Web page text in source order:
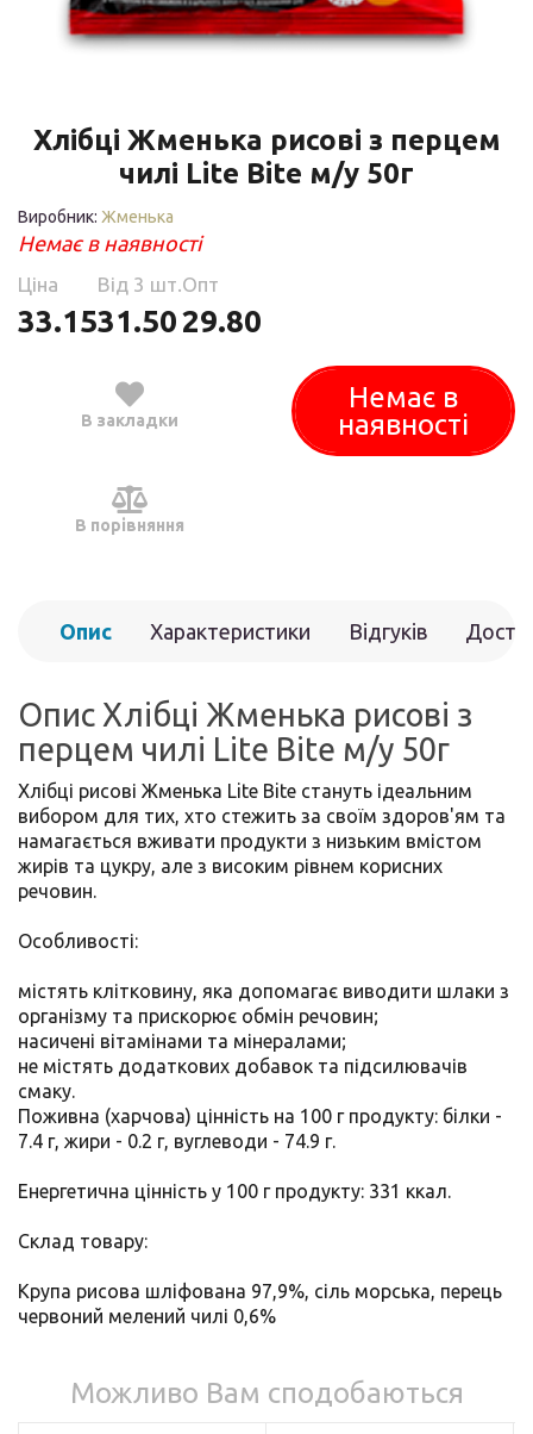
Хлібці Жменька рисові з перцем
чилі Lite Bite м/у 50г
Виробник: Жменька
Немає в наявності
Ціна
33.15
Від 3 шт.
31.50
Опт
29.80
В закладки
В порівняння
Немає в
наявності
Опис Характеристики Відгуків
Опис Хлібці Жменька рисові з
перцем чилі Lite Bite м/у 50г
Хлібці рисові Жменька Lite Bite стануть ідеальним
вибором для тих, хто стежить за своїм здоров'ям та
намагається вживати продукти з низьким вмістом
жирів та цукру, але з високим рівнем корисних
речовин.
Особливості:
містять клітковину, яка допомагає виводити шлаки з
організму та прискорює обмін речовин;
насичені вітамінами та мінералами;
не містять додаткових добавок та підсилювачів
смаку.
Поживна (харчова) цінність на 100 г продукту: білки -
7.4 г, жири - 0.2 г, вуглеводи - 74.9 г.
Енергетична цінність у 100 г продукту: 331 ккал.
Склад товару:
Крупа рисова шліфована 97,9%, сіль морська, перець
червоний мелений чилі 0,6%
Можливо Вам сподобаються